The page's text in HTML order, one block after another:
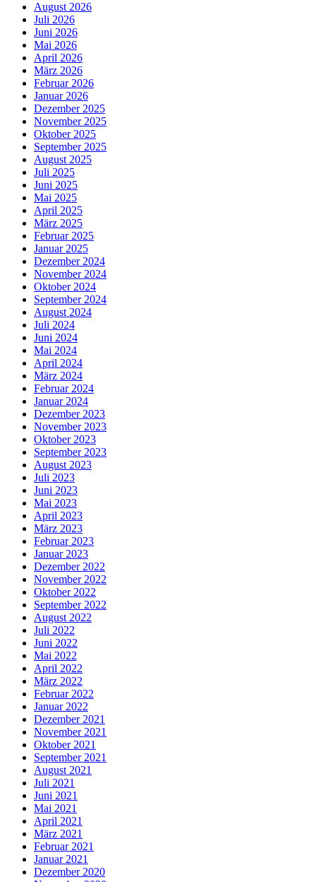
August 2026
Juli 2026
Juni 2026
Mai 2026
April 2026
März 2026
Februar 2026
Januar 2026
Dezember 2025
November 2025
Oktober 2025
September 2025
August 2025
Juli 2025
Juni 2025
Mai 2025
April 2025
März 2025
Februar 2025
Januar 2025
Dezember 2024
November 2024
Oktober 2024
September 2024
August 2024
Juli 2024
Juni 2024
Mai 2024
April 2024
März 2024
Februar 2024
Januar 2024
Dezember 2023
November 2023
Oktober 2023
September 2023
August 2023
Juli 2023
Juni 2023
Mai 2023
April 2023
März 2023
Februar 2023
Januar 2023
Dezember 2022
November 2022
Oktober 2022
September 2022
August 2022
Juli 2022
Juni 2022
Mai 2022
April 2022
März 2022
Februar 2022
Januar 2022
Dezember 2021
November 2021
Oktober 2021
September 2021
August 2021
Juli 2021
Juni 2021
Mai 2021
April 2021
März 2021
Februar 2021
Januar 2021
Dezember 2020